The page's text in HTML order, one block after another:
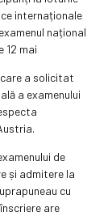
internaționale
național
12 mai
care a solicitat
a examenului
de
și admitere la
cu
are